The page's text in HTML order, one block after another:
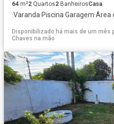
64 m²2 Quartos2 BanheirosCasa
·Varanda·Piscina·Garagem·Área
Disponibilizado há mais de um mês
Chaves na mão